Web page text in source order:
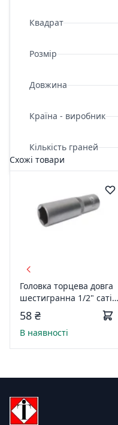
Квадрат
Розмір
Довжина
Країна - виробник
Кількість граней
Схожі товари
Головка торцева довга
шестигранна 1/2" сатін
12мм*77мм ТМ HAISSER
73881
58 ₴
В наявності